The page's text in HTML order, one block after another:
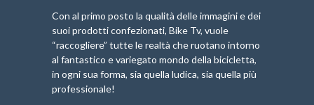
Con al primo posto la qualità delle immagini e dei
suoi prodotti confezionati, Bike Tv, vuole
“raccogliere” tutte le realtà che ruotano intorno
al fantastico e variegato mondo della bicicletta,
in ogni sua forma, sia quella ludica, sia quella più
professionale!